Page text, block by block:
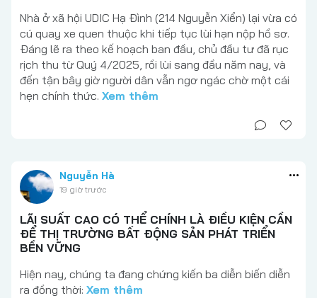
Nhà ở xã hội UDIC Hạ Đình (214 Nguyễn Xiển) lại vừa có
cú quay xe quen thuộc khi tiếp tục lùi hạn nộp hồ sơ.
Đáng lẽ ra theo kế hoạch ban đầu, chủ đầu tư đã rục
rịch thu từ Quý 4/2025, rồi lùi sang đầu năm nay, và
đến tận bây giờ người dân vẫn ngơ ngác chờ một cái
hẹn chính thức. Xem thêm
Nguyễn Hà
19 giờ trước
LÃI SUẤT CAO CÓ THỂ CHÍNH LÀ ĐIỀU KIỆN CẦN
ĐỂ THỊ TRƯỜNG BẤT ĐỘNG SẢN PHÁT TRIỂN
BỀN VỮNG
Hiện nay, chúng ta đang chứng kiến ba diễn biến diễn
ra đồng thời: Xem thêm